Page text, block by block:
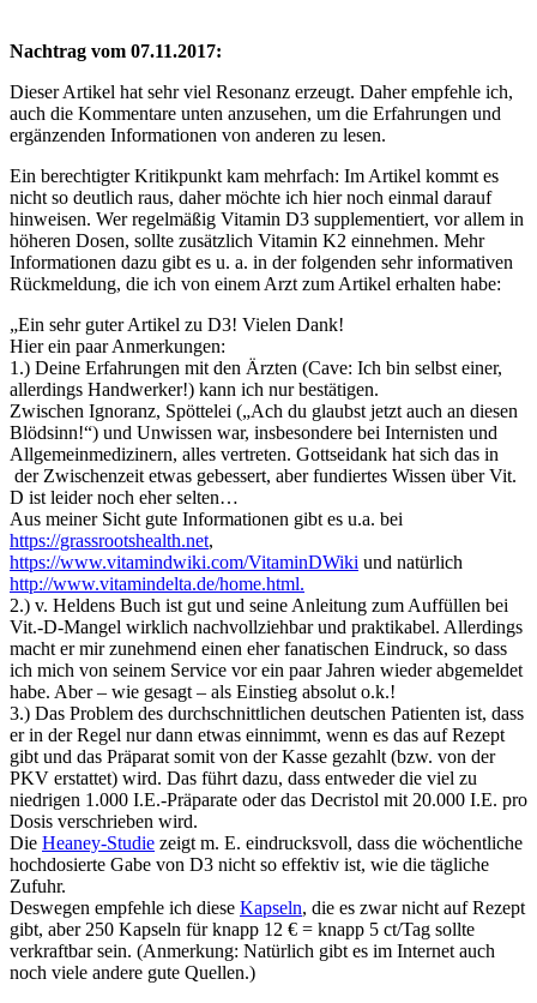
Nachtrag vom 07.11.2017:
Dieser Artikel hat sehr viel Resonanz erzeugt. Daher empfehle ich,
auch die Kommentare unten anzusehen, um die Erfahrungen und
ergänzenden Informationen von anderen zu lesen.
Ein berechtigter Kritikpunkt kam mehrfach: Im Artikel kommt es
nicht so deutlich raus, daher möchte ich hier noch einmal darauf
hinweisen. Wer regelmäßig Vitamin D3 supplementiert, vor allem in
höheren Dosen, sollte zusätzlich Vitamin K2 einnehmen. Mehr
Informationen dazu gibt es u. a. in der folgenden sehr informativen
Rückmeldung, die ich von einem Arzt zum Artikel erhalten habe:
„Ein sehr guter Artikel zu D3! Vielen Dank!
Hier ein paar Anmerkungen:
1.) Deine Erfahrungen mit den Ärzten (Cave: Ich bin selbst einer,
allerdings Handwerker!) kann ich nur bestätigen.
Zwischen Ignoranz, Spöttelei („Ach du glaubst jetzt auch an diesen
Blödsinn!“) und Unwissen war, insbesondere bei Internisten und
Allgemeinmedizinern, alles vertreten. Gottseidank hat sich das in
der Zwischenzeit etwas gebessert, aber fundiertes Wissen über Vit.
D ist leider noch eher selten…
Aus meiner Sicht gute Informationen gibt es u.a. bei
https://grassrootshealth.net,
https://www.vitamindwiki.com/VitaminDWiki und natürlich
http://www.vitamindelta.de/home.html.
2.) v. Heldens Buch ist gut und seine Anleitung zum Auffüllen bei
Vit.-D-Mangel wirklich nachvollziehbar und praktikabel. Allerdings
macht er mir zunehmend einen eher fanatischen Eindruck, so dass
ich mich von seinem Service vor ein paar Jahren wieder abgemeldet
habe. Aber – wie gesagt – als Einstieg absolut o.k.!
3.) Das Problem des durchschnittlichen deutschen Patienten ist, dass
er in der Regel nur dann etwas einnimmt, wenn es das auf Rezept
gibt und das Präparat somit von der Kasse gezahlt (bzw. von der
PKV erstattet) wird. Das führt dazu, dass entweder die viel zu
niedrigen 1.000 I.E.-Präparate oder das Decristol mit 20.000 I.E. pro
Dosis verschrieben wird.
Die Heaney-Studie zeigt m. E. eindrucksvoll, dass die wöchentliche
hochdosierte Gabe von D3 nicht so effektiv ist, wie die tägliche
Zufuhr.
Deswegen empfehle ich diese Kapseln, die es zwar nicht auf Rezept
gibt, aber 250 Kapseln für knapp 12 € = knapp 5 ct/Tag sollte
verkraftbar sein. (Anmerkung: Natürlich gibt es im Internet auch
noch viele andere gute Quellen.)